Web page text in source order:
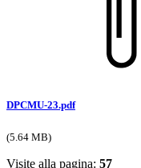
DPCMU-23.pdf
(5.64 MB)
Visite alla pagina: 57